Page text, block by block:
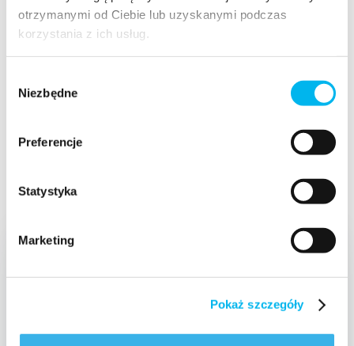
otrzymanymi od Ciebie lub uzyskanymi podczas
korzystania z ich usług.
zgody
Niezbędne
Preferencje
Statystyka
Marketing
Pokaż szczegóły
Jedyne w Polsce wydawnictwo specjalizujące się
w treściach farmaceutycznych – ponad 70
wydanych książek i 100 000 sprzedanych
w aptece.